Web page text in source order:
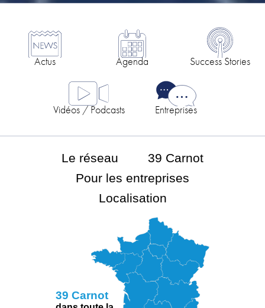
Actus Agenda Success Stories
Vidéos / Podcasts Entreprises
Le réseau
39 Carnot
Pour les entreprises
Localisation
39 Carnot